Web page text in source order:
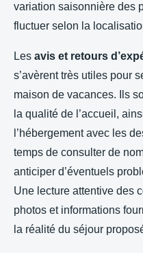
variation saisonnière des
fluctuer selon la
Les avis et retours
s’avèrent très utiles pour
maison de vacances. Ils
la qualité de l’accueil,
l’hébergement avec les
temps de consulter de
anticiper d’éventuels
Une lecture attentive des
photos et informations
la réalité du séjour